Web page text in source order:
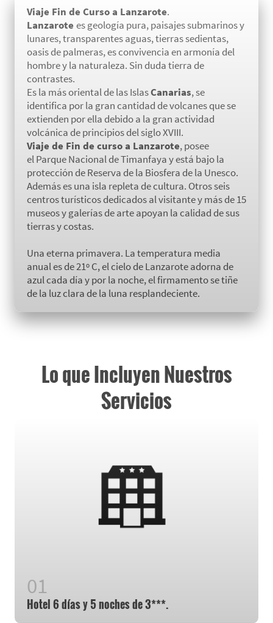
Viaje Fin de Curso a Lanzarote.
Lanzarote es geología pura, paisajes submarinos y
lunares, transparentes aguas, tierras sedientas,
oasis de palmeras, es convivencia en armonía del
hombre y la naturaleza. Sin duda tierra de
contrastes.
Es la más oriental de las IslasCanarias, se
identifica por la gran cantidad de volcanes que se
extienden por ella debido a la gran actividad
volcánica de principios del siglo XVIII.
Viaje de Fin de curso a Lanzarote, posee
el Parque Nacional de Timanfaya y está bajo la
protección de Reserva de la Biosfera de la Unesco.
Además es una isla repleta de cultura. Otros seis
centros turísticos dedicados al visitante y más de 15
museos y galerías de arte apoyan la calidad de sus
tierras y costas.
Una eterna primavera. La temperatura media
anual es de 21º C, el cielo de Lanzarote adorna de
azul cada día y por la noche, el firmamento se tiñe
de la luz clara de la luna resplandeciente.
Lo que Incluyen Nuestros
Servicios
Hotel 6 días y 5 noches de 3***.